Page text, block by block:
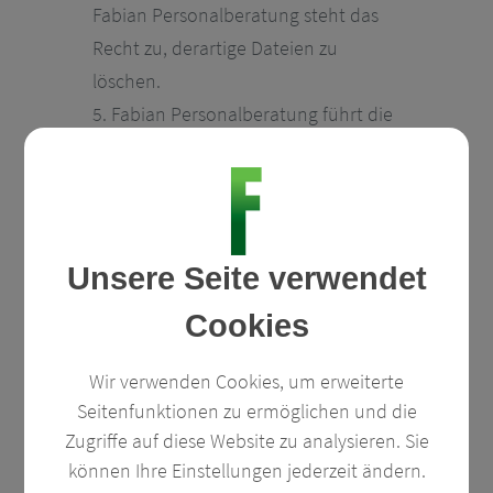
Fabian Personalberatung steht das
Recht zu, derartige Dateien zu
löschen.
5. Fabian Personalberatung führt die
Kandidaten, die Auswahlgespräche
und –verfahren für Unternehmen
durch. Insbesondere erstellen wir
keine Gefälligkeitsgutachten. Einzelne
Kandidaten werden von uns nach
sachlichen Kriterien und den
Vorgaben unserer Auftraggeber
entsprechend evaluiert.
6. Fabian Personalberatung beachtet
Unsere Seite verwendet
Cookies
Wir verwenden Cookies, um erweiterte
Seitenfunktionen zu ermöglichen und die
Zugriffe auf diese Website zu analysieren. Sie
können Ihre Einstellungen jederzeit ändern.